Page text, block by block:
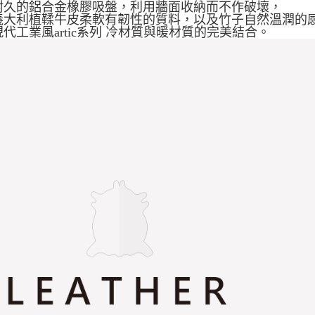
的鋁合金橡膠吸盤，利用牆面收納而不作破壞，
大利植鞣牛皮柔軟有韌性的質料，以及竹子自然溫潤的
工業風artic系列 冷材質與暖材質的完美結合。